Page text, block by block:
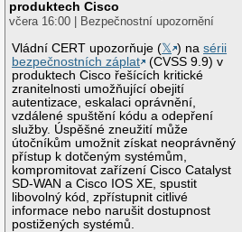
produktech Cisco
včera 16:00 | Bezpečnostní upozornění
Vládní CERT upozorňuje (𝕏 ) nasérii
bezpečnostních záplat
(CVSS 9.9) v
produktech Cisco řešících kritické
zranitelnosti umožňující obejití
autentizace, eskalaci oprávnění,
vzdálené spuštění kódu a odepření
služby. Úspěšné zneužití může
útočníkům umožnit získat neoprávněný
přístup k dotčeným systémům,
kompromitovat zařízení Cisco Catalyst
SD-WAN a Cisco IOS XE, spustit
libovolný kód, zpřístupnit citlivé
informace nebo narušit dostupnost
postižených systémů.